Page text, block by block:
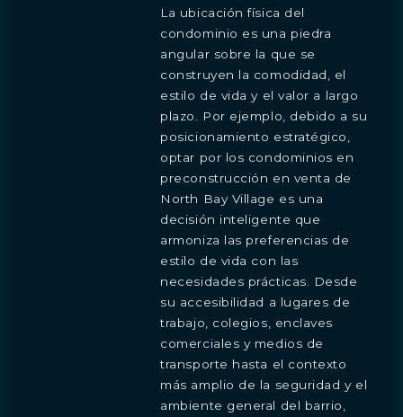
La ubicación física del
condominio es una piedra
angular sobre la que se
construyen la comodidad, el
estilo de vida y el valor a largo
plazo. Por ejemplo, debido a su
posicionamiento estratégico,
optar por los condominios en
preconstrucción en venta de
North Bay Village es una
decisión inteligente que
armoniza las preferencias de
estilo de vida con las
necesidades prácticas. Desde
su accesibilidad a lugares de
trabajo, colegios, enclaves
comerciales y medios de
transporte hasta el contexto
más amplio de la seguridad y el
ambiente general del barrio,